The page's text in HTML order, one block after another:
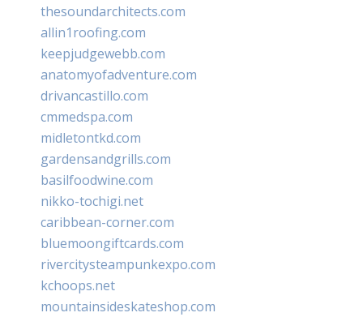
thesoundarchitects.com
allin1roofing.com
keepjudgewebb.com
anatomyofadventure.com
drivancastillo.com
cmmedspa.com
midletontkd.com
gardensandgrills.com
basilfoodwine.com
nikko-tochigi.net
caribbean-corner.com
bluemoongiftcards.com
rivercitysteampunkexpo.com
kchoops.net
mountainsideskateshop.com